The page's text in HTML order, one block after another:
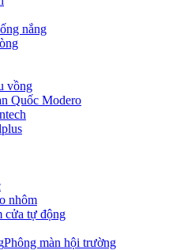
nắng
vồng
Quốc Modero
nhôm
cửa tự động
Phông màn hội trường